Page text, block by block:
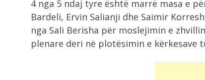
4 nga 5 ndaj tyre është marrë masa e
Bardeli, Ervin Salianji dhe Saimir
nga Sali Berisha për moslejimin e
plenare deri në plotësimin e
Grabitqarët që sfidojnë
kuriozitete të frikshme...